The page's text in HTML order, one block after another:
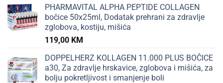
PHARMAVITAL ALPHA PEPTIDE COLLAGEN
bočice 50x25ml, Dodatak prehrani za zdravlje
zglobova, kostiju, mišića
119,00 KM
DOPPELHERZ KOLLAGEN 11.000 PLUS BOČICE
a30, Za zdravlje hrskavice, zglobova i mišića, za
bolju pokretljivost i smanjenje boli